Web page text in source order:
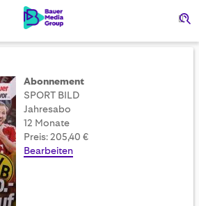
Abonnement
SPORT BILD
Jahresabo
12 Monate
Preis: 205,40 €
Bearbeiten